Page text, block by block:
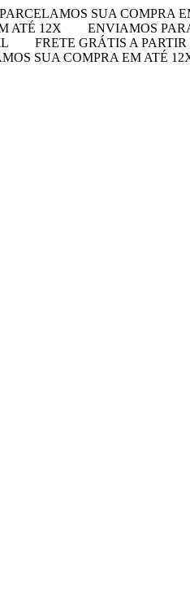
PARCELAMOS SUA COMPRA
ATÉ 12X ENVIAMOS
FRETE GRÁTIS A PARTIR
SUA COMPRA EM ATÉ